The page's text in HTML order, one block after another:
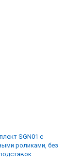
SGN01 с
роликами, без